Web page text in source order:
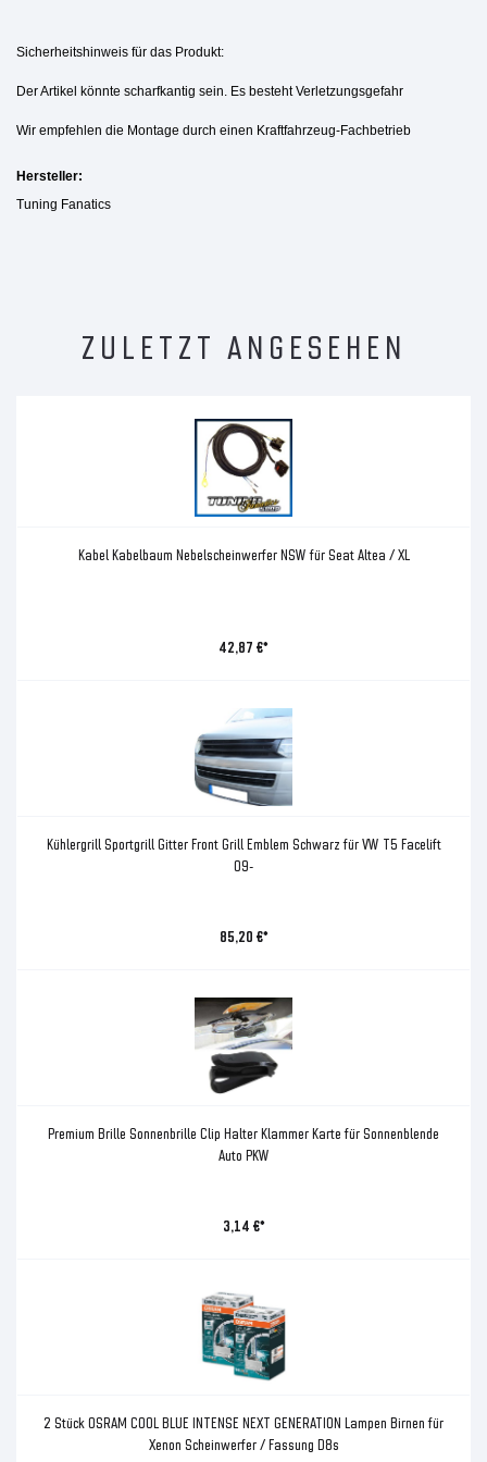
Sicherheitshinweis für das Produkt:
Der Artikel könnte scharfkantig sein. Es besteht Verletzungsgefahr
Wir empfehlen die Montage durch einen Kraftfahrzeug-Fachbetrieb
Hersteller:
Tuning Fanatics
ZULETZT ANGESEHEN
Kabel Kabelbaum Nebelscheinwerfer NSW für Seat Altea / XL
42,87 €*
Kühlergrill Sportgrill Gitter Front Grill Emblem Schwarz für VW T5 Facelift
09-
85,20 €*
Premium Brille Sonnenbrille Clip Halter Klammer Karte für Sonnenblende
Auto PKW
3,14 €*
2 Stück OSRAM COOL BLUE INTENSE NEXT GENERATION Lampen Birnen für
Xenon Scheinwerfer / Fassung D8s